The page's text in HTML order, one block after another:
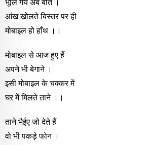
भूलि गये अब बात ।
आंख खोलते बिस्तर पर ही
मोबाइल हो हाँथ ।।
मोबाइल से आज हुए हैं
अपने भी बेगाने ।
इसी मोबाइल के चक्कर में
घर में मिलते ताने ।।
ताने भैईए जो देते हैं
वो भी पकड़े फोन ।